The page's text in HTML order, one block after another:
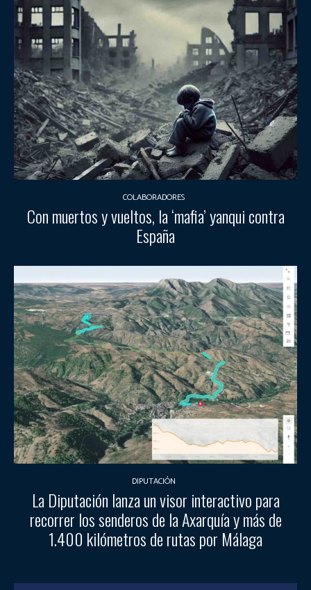
COLABORADORES
Con muertos y vueltos, la ‘mafia’ yanqui contra
España
DIPUTACIÓN
La Diputación lanza un visor interactivo para
recorrer los senderos de la Axarquía y más de
1.400 kilómetros de rutas por Málaga